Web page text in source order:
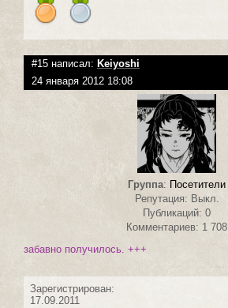
#15 написал: Keiyoshi
24 января 2012 18:08
Группа: Посетители
Репутация: Выкл.
Публикаций: 0
Комментариев: 1 708
забавно получилось. +++
Зарегистрирован:
17.09.2011